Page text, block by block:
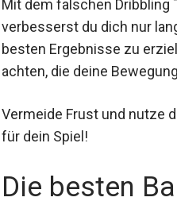
Mit dem falschen Dribbling
verbesserst du dich nur
besten Ergebnisse zu
achten, die deine
Vermeide Frust und nutze
Trainer für dein Spiel!
Die besten